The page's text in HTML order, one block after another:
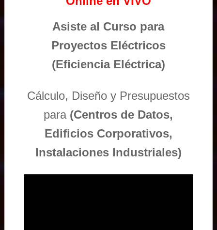
Asiste al Curso para
Proyectos Eléctricos
(Eficiencia Eléctrica)
Cálculo, Diseño y Presupuestos
para (Centros de Datos,
Edificios Corporativos,
Instalaciones Industriales)